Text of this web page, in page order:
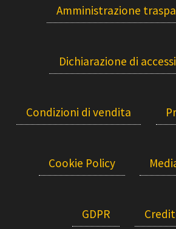
Amministrazione
Dichiarazione di
Condizioni di vendita
Cookie Policy
GDPR